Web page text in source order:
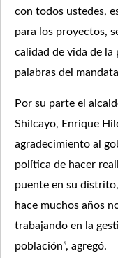
con todos ustedes,
para los proyectos,
calidad de vida de la
palabras del
Por su parte el
Shilcayo, Enrique
agradecimiento al
política de hacer
puente en su
hace muchos años
trabajando en la
población”, agregó.